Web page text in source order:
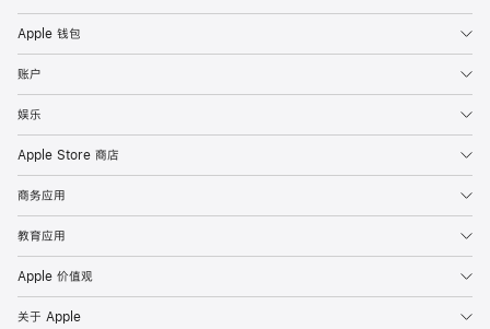
Apple 钱包
账户
娱乐
Apple Store 商店
商务应用
教育应用
Apple 价值观
关于 Apple